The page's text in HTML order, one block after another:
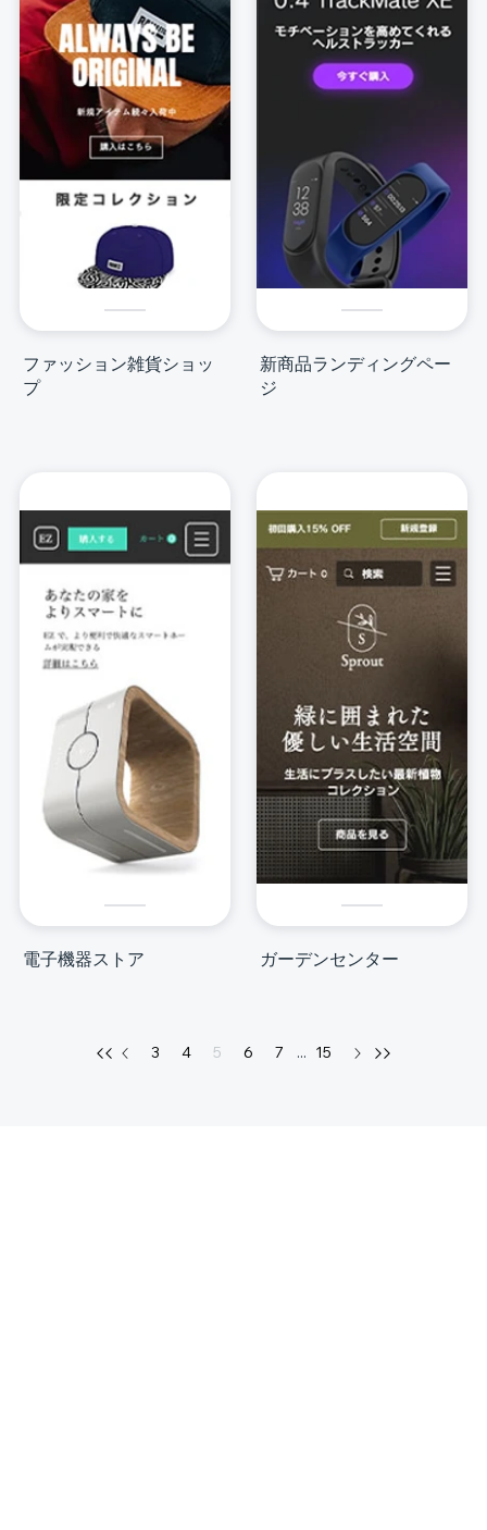
ファッション雑貨ショッ
プ
新商品ランディングペー
ジ
電子機器ストア ガーデンセンター
3 4 5 6 7 ... 15